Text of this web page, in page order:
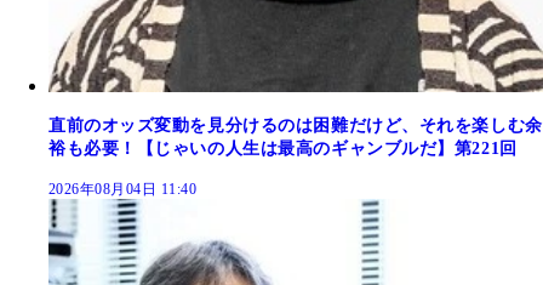
直前のオッズ変動を見分けるのは困難だけど、それを楽しむ余
裕も必要！【じゃいの人生は最高のギャンブルだ】第221回
2026年08月04日 11:40